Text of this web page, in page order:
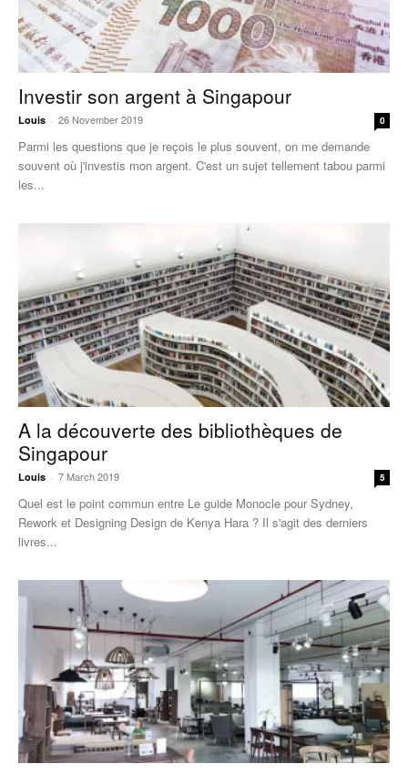
Investir son argent à Singapour
Louis - 26 November 2019 0
Parmi les questions que je reçois le plus souvent, on me demande
souvent où j'investis mon argent. C'est un sujet tellement tabou parmi
les...
A la découverte des bibliothèques de
Singapour
Louis - 7 March 2019 5
Quel est le point commun entre Le guide Monocle pour Sydney,
Rework et Designing Design de Kenya Hara ? Il s'agit des derniers
livres...